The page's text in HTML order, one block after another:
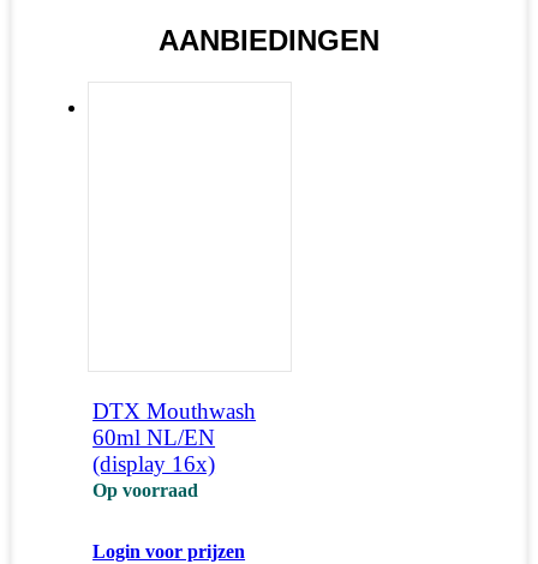
AANBIEDINGEN
DTX Mouthwash
60ml NL/EN
(display 16x)
Op voorraad
Login voor prijzen